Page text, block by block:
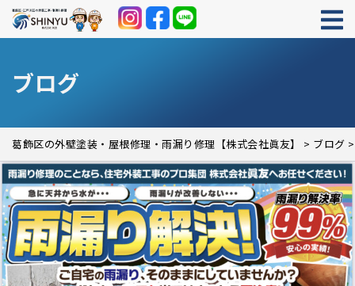
ブログ
葛飾区の外壁塗装・屋根修理・雨漏り修理【株式会社眞友】 > ブログ